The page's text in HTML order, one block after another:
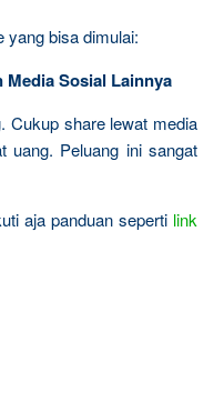
yang bisa dimulai:
Media Sosial Lainnya
Cukup share lewat media
uang. Peluang ini sangat
aja panduan seperti link